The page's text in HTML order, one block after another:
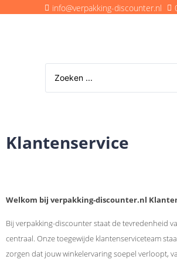
info@verpakking-discounter.nl
Klantenservice
Welkom bij verpakking-discounter.nl
Bij verpakking-discounter staat de tevredenheid
centraal. Onze toegewijde klantenserviceteam
zorgen dat jouw winkelervaring soepel verloopt,